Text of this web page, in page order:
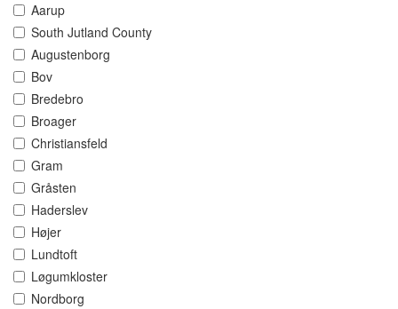
Aarup
South Jutland County
Augustenborg
Bov
Bredebro
Broager
Christiansfeld
Gram
Gråsten
Haderslev
Højer
Lundtoft
Løgumkloster
Nordborg